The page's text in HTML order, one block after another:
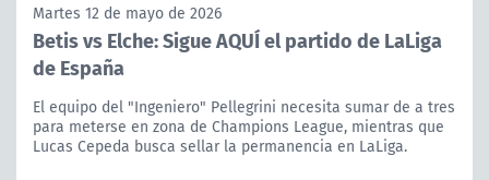
Martes 12 de mayo de 2026
Betis vs Elche: Sigue AQUÍ el partido de LaLiga
de España
El equipo del "Ingeniero" Pellegrini necesita sumar de a tres
para meterse en zona de Champions League, mientras que
Lucas Cepeda busca sellar la permanencia en LaLiga.